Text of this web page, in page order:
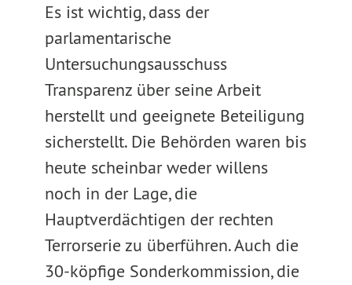
Es ist wichtig, dass der
parlamentarische
Untersuchungsausschuss
Transparenz über seine Arbeit
herstellt und geeignete Beteiligung
sicherstellt. Die Behörden waren bis
heute scheinbar weder willens
noch in der Lage, die
Hauptverdächtigen der rechten
Terrorserie zu überführen. Auch die
30-köpfige Sonderkommission, die